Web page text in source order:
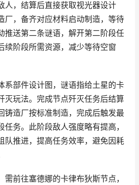
人，结算后直接获取视光器设计
厂，备齐对应材料启动制造，等待
推送第二条谜语，解开第二阶段任
续阶段所需资源，减少等待空窗
系部件设计图，谜语指给土星的卡
灭玩法。完成节点歼灭任务后结算
铸造厂按标准制造，完成后触发最
务。此阶段敌人强度略有提高，
队推进，提高任务效率，避免因耗
需前往塞德娜的卡律布狄斯节点，